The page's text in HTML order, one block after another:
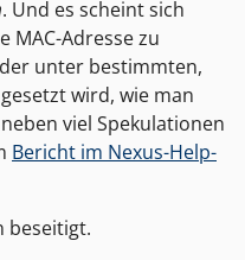
. Und es scheint sich
MAC-Adresse zu
unter bestimmten,
wird, wie man
viel Spekulationen
Bericht im Nexus-Help-
beseitigt.